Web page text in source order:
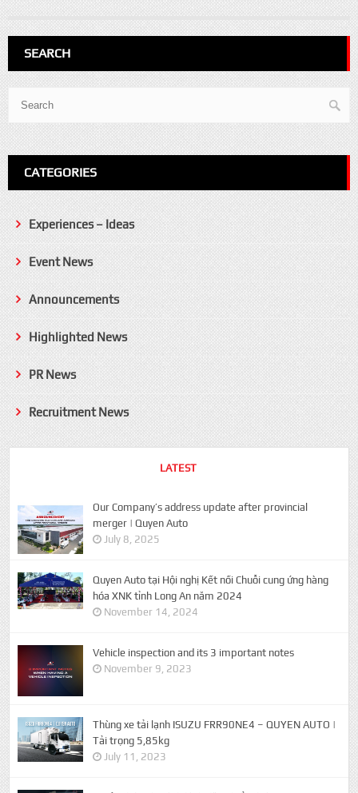
SEARCH
CATEGORIES
Experiences – Ideas
Event News
Announcements
Highlighted News
PR News
Recruitment News
LATEST
Our Company’s address update after provincial
merger | Quyen Auto
July 8, 2025
Quyen Auto tại Hội nghị Kết nối Chuỗi cung ứng hàng
hóa XNK tỉnh Long An năm 2024
November 14, 2024
Vehicle inspection and its 3 important notes
November 9, 2023
Thùng xe tải lạnh ISUZU FRR90NE4 – QUYEN AUTO |
Tải trọng 5,85kg
July 11, 2023